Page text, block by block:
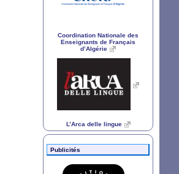
Coordination Nationale des
Enseignants de Français
d’Algérie
L’Arca delle lingue
Publicités